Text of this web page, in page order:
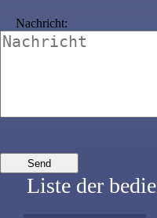
Nachricht:
Liste der